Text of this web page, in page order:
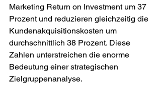
Marketing Return on Investment um 37
Prozent und reduzieren gleichzeitig die
Kundenakquisitionskosten um
durchschnittlich 38 Prozent. Diese
Zahlen unterstreichen die enorme
Bedeutung einer strategischen
Zielgruppenanalyse.